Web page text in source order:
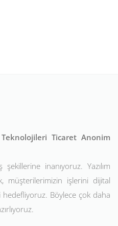
Ticaret Anonim
şekillerine inanıyoruz. Yazılım
müşterilerimizin işlerini dijital
Böylece çok daha